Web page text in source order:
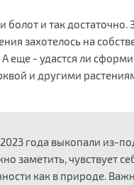
и так достаточно.
захотелось на
А еще - удастся ли
и другими
года выкопали из-
заметить, чувствует
как в природе.